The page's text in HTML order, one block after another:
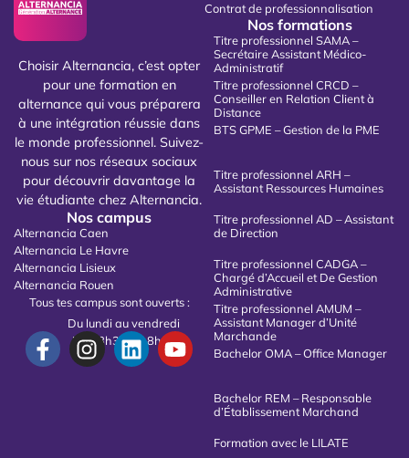
Choisir Alternancia, c’est opter
pour une formation en
alternance qui vous préparera
à une intégration réussie dans
le monde professionnel. Suivez-
nous sur nos réseaux sociaux
pour découvrir davantage la
vie étudiante chez Alternancia.
Nos campus
Alternancia Caen
Alternancia Le Havre
Alternancia Lisieux
Alternancia Rouen
Tous tes campus sont ouverts :
Du lundi au vendredi
De 08h30 à 18h00
Contrat de professionnalisation
Nos formations
Titre professionnel SAMA –
Secrétaire Assistant Médico-
Administratif
Titre professionnel CRCD –
Conseiller en Relation Client à
Distance
BTS GPME – Gestion de la PME
Titre professionnel ARH –
Assistant Ressources Humaines
Titre professionnel AD – Assistant
de Direction
Titre professionnel CADGA –
Chargé d’Accueil et De Gestion
Administrative
Titre professionnel AMUM –
Assistant Manager d’Unité
Marchande
Bachelor OMA – Office Manager
Bachelor REM – Responsable
d’Établissement Marchand
Formation avec le LILATE